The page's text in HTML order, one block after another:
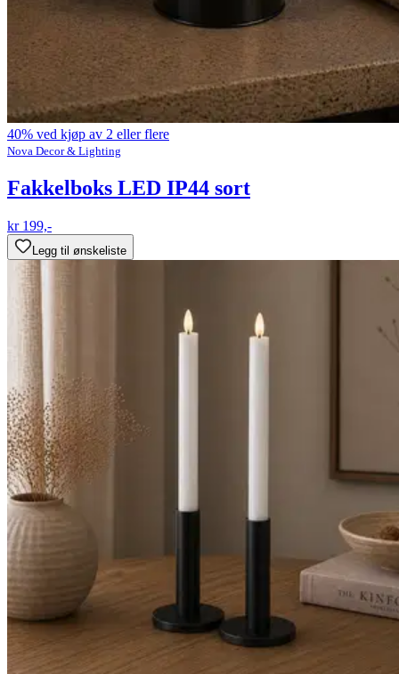
40% ved kjøp av 2 eller flere
Nova Decor & Lighting
Fakkelboks LED IP44 sort
kr 199,-
Legg til ønskeliste